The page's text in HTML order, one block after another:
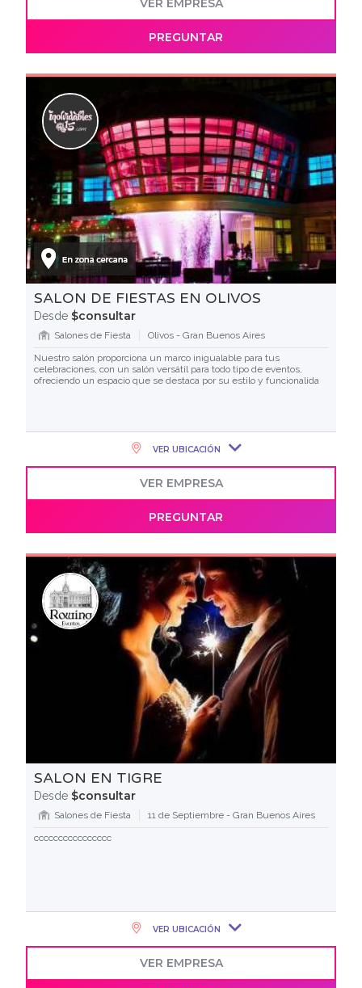
VER EMPRESA
PREGUNTAR
SALON DE FIESTAS EN OLIVOS
Desde $consultar
Salones de Fiesta
Olivos - Gran Buenos Aires
Nuestro salón proporciona un marco inigualable para tus
celebraciones, con un salón versátil para todo tipo de eventos,
ofreciendo un espacio que se destaca por su estilo y funcionalida
VER UBICACIÓN
VER EMPRESA
PREGUNTAR
SALON EN TIGRE
Desde $consultar
Salones de Fiesta
11 de Septiembre - Gran Buenos Aires
cccccccccccccccc
VER UBICACIÓN
VER EMPRESA